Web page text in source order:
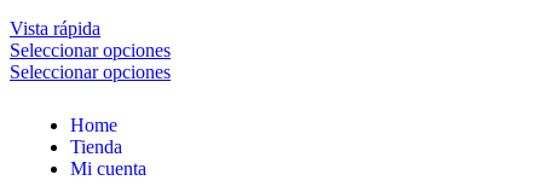
Vista rápida
Seleccionar opciones
Seleccionar opciones
Home
Tienda
Mi cuenta